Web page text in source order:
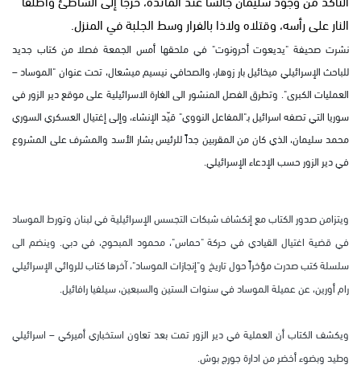
النار على رأسه، وقتلاه ولاذا بالفرار وسط الجلبة في المنزل.
نشرت صحيفة "يديعوت أحرونوت" في ملحقها أمس الجمعة فصلا من كتاب جديد
للباحث الإسرائيلي ميخائيل بار زوهار، والصحافي نيسيم ميشعال، تحت عنوان "الموساد –
العمليات الكبرى". وتطرق الفصل المنشور الى الغارة الاسرائيلية على موقع دير الزور في
سوريا التي تصفه اسرائيل بـ"المفاعل النووي" قيّد الإنشاء، وإلى إغتيال العسكري السوري
محمد سليمان، الذي كان من المقربين جداً للرئيس بشار الأسد والمشرف على المشروع
في دير الزور حسب الإدعاء الإسرائيلي.
ويتزامن صدور الكتاب مع إنكشاف شبكات التجسس الإسرائيلية في لبنان وتورط الموساد
في قضية اغتيال القيادي في حركة "حماس"، محمود المبحوح، في دبي. وينضم الى
سلسلة كتب صدرت مؤخراً حول تاريخ و"إنجازات الموساد"، آخرها كتاب للروائي الإسرائيلي
رام أورين، عن عميلة الموساد في سنوات الستين والسبعين، سيلفيا رافائيل.
ويكشف الكتاب أن العملية في دير الزور تمت بعد تعاون استخباري أميركي – اسرائيلي
وطيد وبضوء أخضر من ادارة جورج بوش.